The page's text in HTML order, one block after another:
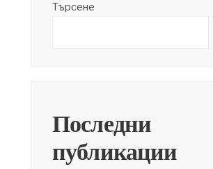
Търсене
Последни
публикации